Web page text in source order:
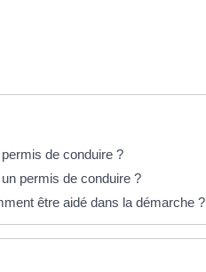
de conduire ?
permis de conduire ?
être aidé dans la démarche ?